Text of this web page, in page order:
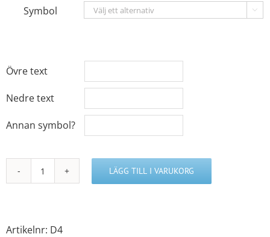
Symbol 
Övre text
Nedre text
Annan symbol?
Dekalpaket
LÄGG TILL I VARUKORG
Artikelnr: D4